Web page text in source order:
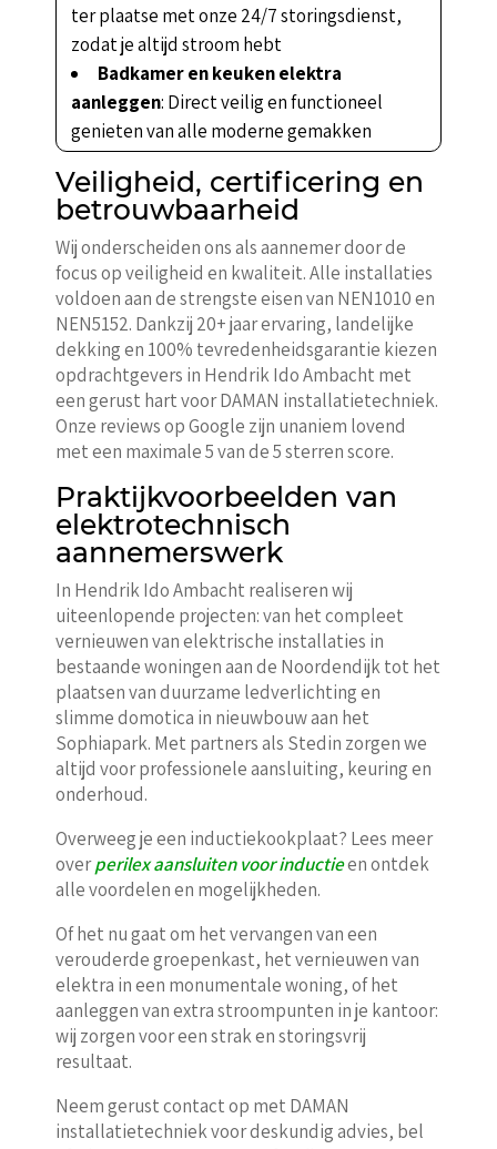
ter plaatse met onze 24/7 storingsdienst,
zodat je altijd stroom hebt
Badkamer en keuken elektra
aanleggen: Direct veilig en functioneel
genieten van alle moderne gemakken
Veiligheid, certificering en
betrouwbaarheid
Wij onderscheiden ons als aannemer door de
focus op veiligheid en kwaliteit. Alle installaties
voldoen aan de strengste eisen van NEN1010 en
NEN5152. Dankzij 20+ jaar ervaring, landelijke
dekking en 100% tevredenheidsgarantie kiezen
opdrachtgevers in Hendrik Ido Ambacht met
een gerust hart voor DAMAN installatietechniek.
Onze reviews op Google zijn unaniem lovend
met een maximale 5 van de 5 sterren score.
Praktijkvoorbeelden van
elektrotechnisch
aannemerswerk
In Hendrik Ido Ambacht realiseren wij
uiteenlopende projecten: van het compleet
vernieuwen van elektrische installaties in
bestaande woningen aan de Noordendijk tot het
plaatsen van duurzame ledverlichting en
slimme domotica in nieuwbouw aan het
Sophiapark. Met partners als Stedin zorgen we
altijd voor professionele aansluiting, keuring en
onderhoud.
Overweeg je een inductiekookplaat? Lees meer
overperilex aansluiten voor inductieen ontdek
alle voordelen en mogelijkheden.
Of het nu gaat om het vervangen van een
verouderde groepenkast, het vernieuwen van
elektra in een monumentale woning, of het
aanleggen van extra stroompunten in je kantoor:
wij zorgen voor een strak en storingsvrij
resultaat.
Neem gerust contact op met DAMAN
installatietechniek voor deskundig advies, bel